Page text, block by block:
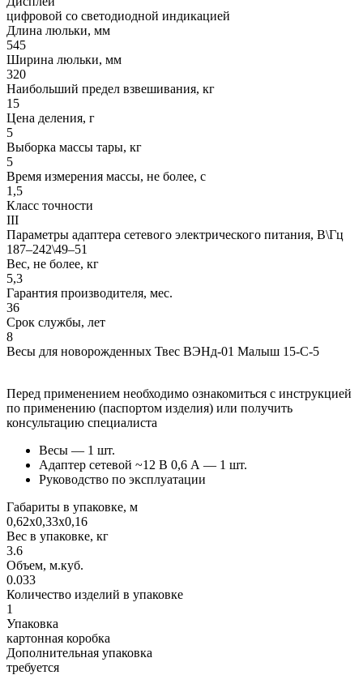
цифровой со светодиодной индикацией
Длина люльки, мм
545
Ширина люльки, мм
320
Наибольший предел взвешивания, кг
15
Цена деления, г
5
Выборка массы тары, кг
5
Время измерения массы, не более, с
1,5
Класс точности
III
Параметры адаптера сетевого электрического питания, В\Гц
187–242\49–51
Вес, не более, кг
5,3
Гарантия производителя, мес.
36
Срок службы, лет
8
Весы для новорожденных Твес ВЭНд-01 Малыш 15-С-5
Перед применением необходимо ознакомиться с инструкцией
по применению (паспортом изделия) или получить
консультацию специалиста
Весы — 1 шт.
Адаптер сетевой ~12 В 0,6 А — 1 шт.
Руководство по эксплуатации
Габариты в упаковке, м
0,62х0,33х0,16
Вес в упаковке, кг
3.6
Объем, м.куб.
0.033
Количество изделий в упаковке
1
Упаковка
картонная коробка
Дополнительная упаковка
требуется